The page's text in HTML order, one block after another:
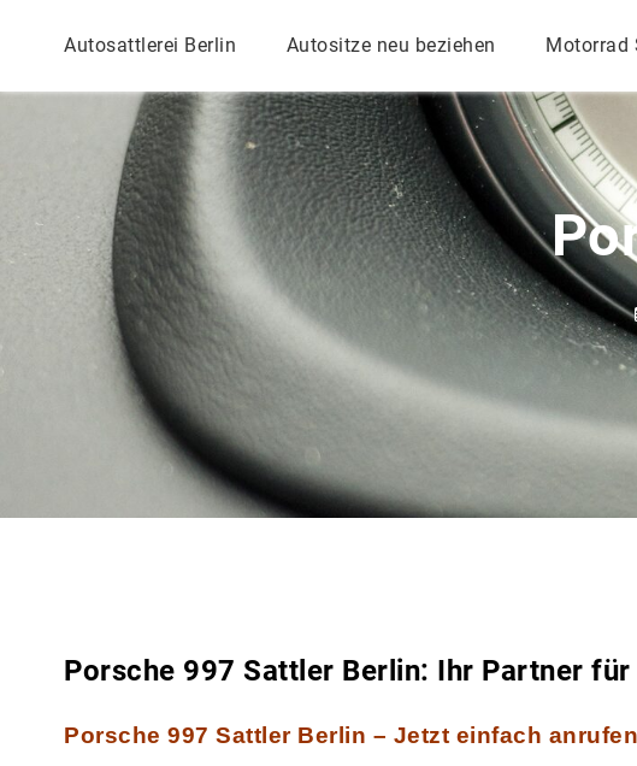
Autosattlerei Berlin Autositze neu beziehen Motorrad
Porsche 997 Sattler Berlin: Ihr Partner
Porsche 997 Sattler Berlin – Jetzt einfach